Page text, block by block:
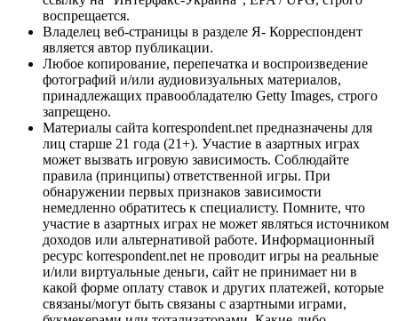
воспрещается.
Владелец веб-страницы в разделе Я- Корреспондент
является автор публикации.
Любое копирование, перепечатка и воспроизведение
фотографий и/или аудиовизуальных материалов,
принадлежащих правообладателю Getty Images, строго
запрещено.
Материалы сайта korrespondent.net предназначены для
лиц старше 21 года (21+). Участие в азартных играх
может вызвать игровую зависимость. Соблюдайте
правила (принципы) ответственной игры. При
обнаружении первых признаков зависимости
немедленно обратитесь к специалисту. Помните, что
участие в азартных играх не может являться источником
доходов или альтернативой работе. Информационный
ресурс korrespondent.net не проводит игры на реальные
и/или виртуальные деньги, сайт не принимает ни в
какой форме оплату ставок и других платежей, которые
связаны/могут быть связаны с азартными играми,